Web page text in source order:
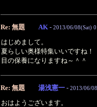
Re: 無題 AK - 2013/06/08(Sat)
はじめまして。
夏らしい奥様特集いいですね！
目の保養になりますね～＾＾
Re: 無題 湯浅憲一 - 2013/06/
おはようございます。